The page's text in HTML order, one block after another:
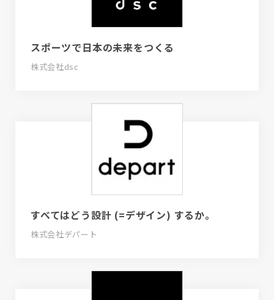
スポーツで日本の未来をつくる
株式会社dsc
すべてはどう設計 (=デザイン) するか。
株式会社デパート